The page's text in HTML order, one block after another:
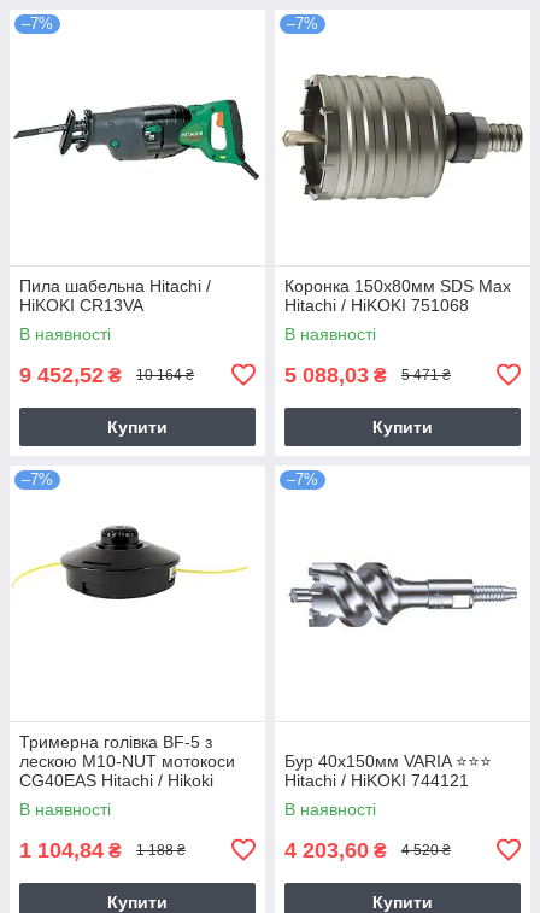
–7%
Пила шабельна Hitachi /
HiKOKI CR13VA
В наявності
9 452,52 ₴ 10 164 ₴
Купити
–7%
Коронка 150х80мм SDS Max
Hitachi / HiKOKI 751068
В наявності
5 088,03 ₴ 5 471 ₴
Купити
–7%
Тримерна голівка BF-5 з
лескою M10-NUT мотокоси
CG40EAS Hitachi / Hikoki
6695784
В наявності
1 104,84 ₴ 1 188 ₴
Купити
–7%
Бур 40х150мм VARIA ⭐️⭐️⭐️
Hitachi / HiKOKI 744121
В наявності
4 203,60 ₴ 4 520 ₴
Купити